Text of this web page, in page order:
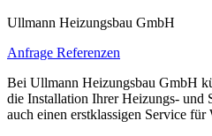
Ullmann Heizungsbau GmbH
Anfrage Referenzen
Bei Ullmann Heizungsbau GmbH
die Installation Ihrer Heizungs- und
auch einen erstklassigen Service